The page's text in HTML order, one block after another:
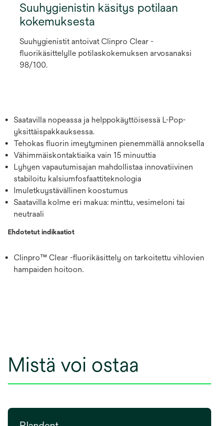
Suuhygienistin käsitys potilaan
kokemuksesta
Suuhygienistit antoivat Clinpro Clear -
fluorikäsittelylle potilaskokemuksen arvosanaksi
98/100.
Saatavilla nopeassa ja helppokäyttöisessä L-Pop-
yksittäispakkauksessa.
Tehokas fluorin imeytyminen pienemmällä annoksella
Vähimmäiskontaktiaika vain 15 minuuttia
Lyhyen vapautumisajan mahdollistaa innovatiivinen
stabiloitu kalsiumfosfaattiteknologia
Imuletkuystävällinen koostumus
Saatavilla kolme eri makua: minttu, vesimeloni tai
neutraali
Ehdotetut indikaatiot
Clinpro™ Clear -fluorikäsittely on tarkoitettu vihlovien
hampaiden hoitoon.
Mistä voi ostaa